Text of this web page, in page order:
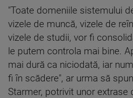
"Toate domeniile sistemului
vizele de muncă, vizele de
vizele de studii, vor fi
le putem controla mai bine.
mai dură ca niciodată, iar
fi în scădere", ar urma să
Starmer, potrivit unor extrase